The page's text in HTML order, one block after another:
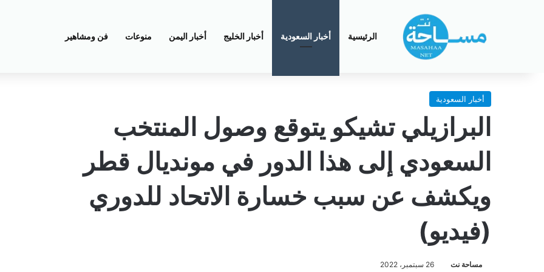
الرئيسية أخبار السعودية أخبار الخليج أخبار اليمن منوعات فن ومشاهير
أخبار السعودية
البرازيلي تشيكو يتوقع وصول المنتخب
السعودي إلى هذا الدور في مونديال قطر
ويكشف عن سبب خسارة الاتحاد للدوري
(فيديو)
مساحة نت 26 سبتمبر، 2022